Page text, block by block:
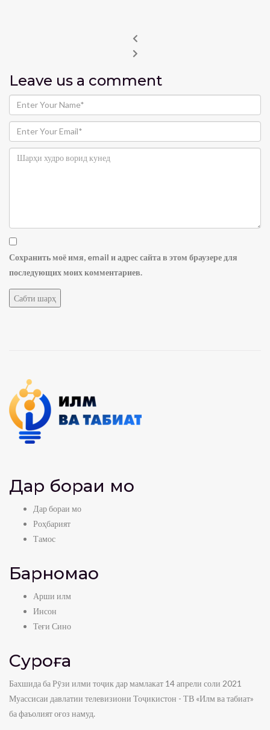
Leave us a comment
Сохранить моё имя, email и адрес сайта в этом браузере для
последующих моих комментариев.
Дар бораи мо
Дар бораи мо
Роҳбарият
Тамос
Барномаҳо
Арши илм
Инсон
Теғи Сино
Суроға
Бахшида ба Рӯзи илми тоҷик дар мамлакат 14 апрели соли 2021
Муассисаи давлатии телевизиони Тоҷикистон - ТВ «Илм ва табиат»
ба фаъолият оғоз намуд.